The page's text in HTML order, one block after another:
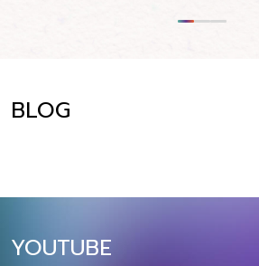
ส่วนตัวที่สูงขึ้น ประเทศไทยมีผู้ใช้
จ่ายโฆษณาดิจิทัลคาดว่าจะแตะ 34.5 พัน
AI แบบ Agentic, การตลาดผ่าน Social
Sustainability และ Omnichannel
BLOG
YOUTUBE